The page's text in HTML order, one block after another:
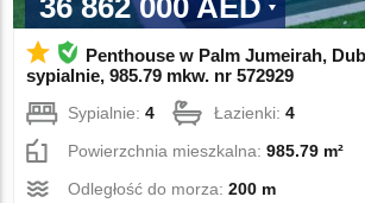
36 862 000 AED
Penthouse w Palm Jumeirah,
sypialnie, 985.79 mkw. nr 572929
Sypialnie:4 Łazienki:4
Powierzchnia mieszkalna:985.79 m²
Odległość do morza:200 m